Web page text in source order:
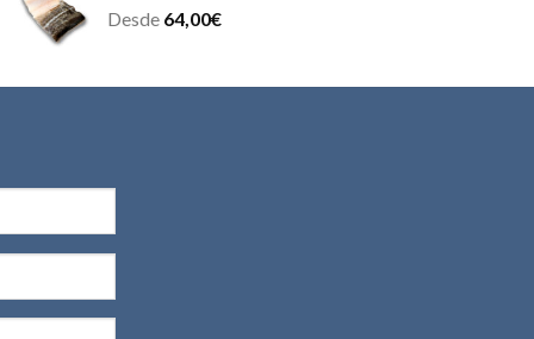
Desde 64,00€